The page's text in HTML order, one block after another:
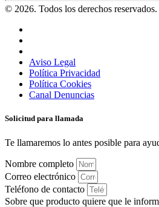
© 2026. Todos los derechos reservados.
Aviso Legal
Política Privacidad
Política Cookies
Canal Denuncias
Solicitud para llamada
Te llamaremos lo antes posible para
Nombre completo
Correo electrónico
Teléfono de contacto
Sobre que producto quiere que le